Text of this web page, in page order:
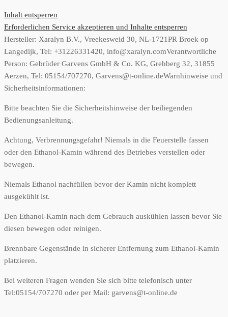
Inhalt entsperren
Erforderlichen Service akzeptieren und Inhalte entsperren
Hersteller: Xaralyn B.V., Vreekesweid 30, NL-1721PR Broek op
Langedijk, Tel: +31226331420, info@xaralyn.comVerantwortliche
Person: Gebrüder Garvens GmbH & Co. KG, Grehberg 32, 31855
Aerzen, Tel: 05154/707270, Garvens@t-online.deWarnhinweise und
Sicherheitsinformationen:
Bitte beachten Sie die Sicherheitshinweise der beiliegenden
Bedienungsanleitung.
Achtung, Verbrennungsgefahr! Niemals in die Feuerstelle fassen
oder den Ethanol-Kamin während des Betriebes verstellen oder
bewegen.
Niemals Ethanol nachfüllen bevor der Kamin nicht komplett
ausgekühlt ist.
Den Ethanol-Kamin nach dem Gebrauch auskühlen lassen bevor Sie
diesen bewegen oder reinigen.
Brennbare Gegenstände in sicherer Entfernung zum Ethanol-Kamin
platzieren.
Bei weiteren Fragen wenden Sie sich bitte telefonisch unter
Tel:05154/707270 oder per Mail: garvens@t-online.de